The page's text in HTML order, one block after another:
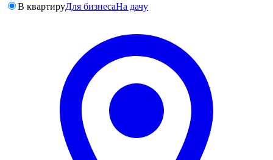
В квартируДля бизнесаНа дачу